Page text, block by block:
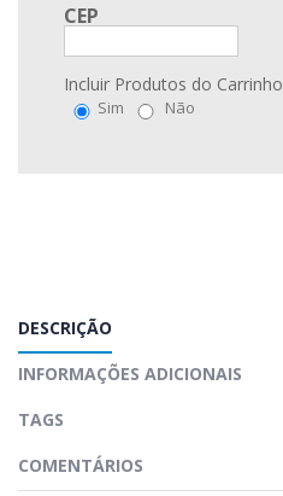
CEP
Incluir Produtos do Carrinho
Sim Não
DESCRIÇÃO
INFORMAÇÕES ADICIONAIS
TAGS
COMENTÁRIOS